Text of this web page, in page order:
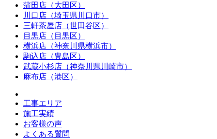
蒲田店（大田区）
川口店（埼玉県川口市）
三軒茶屋店（世田谷区）
目黒店（目黒区）
横浜店（神奈川県横浜市）
駒込店（豊島区）
武蔵小杉店（神奈川県川崎市）
麻布店（港区）
工事エリア
施工実績
お客様の声
よくある質問